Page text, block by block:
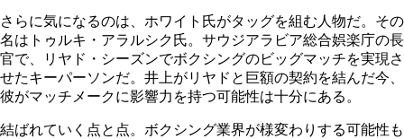
さらに気になるのは、ホワイト氏がタッグを組む人物だ。その
名はトゥルキ・アラルシク氏。サウジアラビア総合娯楽庁の長
官で、リヤド・シーズンでボクシングのビッグマッチを実現さ
せたキーパーソンだ。井上がリヤドと巨額の契約を結んだ今、
彼がマッチメークに影響力を持つ可能性は十分にある。
結ばれていく点と点。ボクシング業界が様変わりする可能性も